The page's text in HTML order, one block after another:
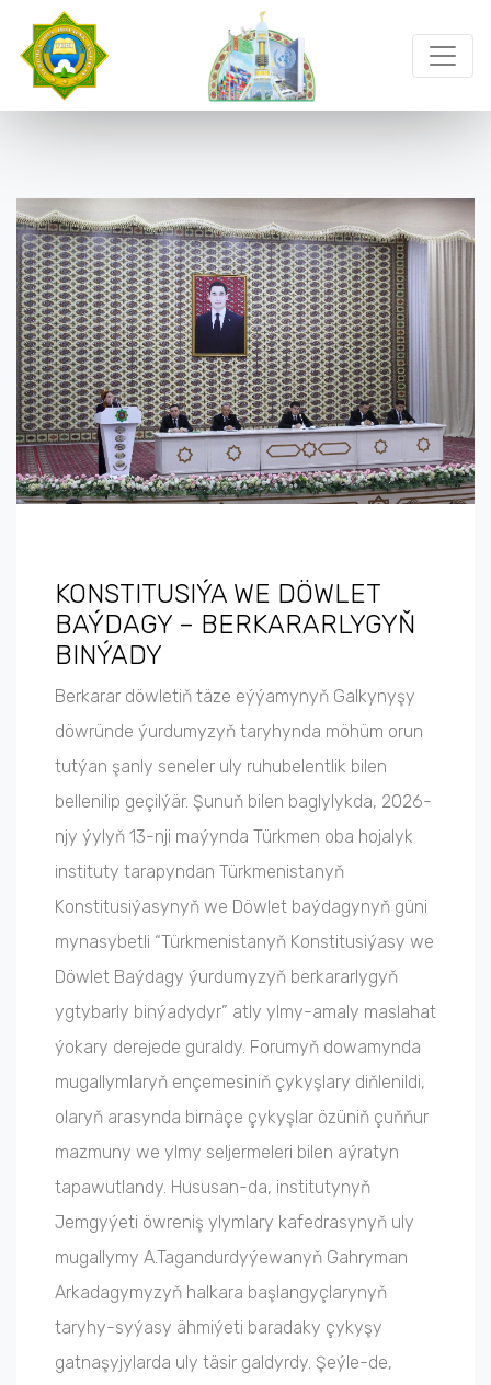
KONSTITUSIÝA WE DÖWLET
BAÝDAGY – BERKARARLYGYŇ
BINÝADY
Berkarar döwletiň täze eýýamynyň Galkynyşy
döwründe ýurdumyzyň taryhynda möhüm orun
tutýan şanly seneler uly ruhubelentlik bilen
bellenilip geçilýär. Şunuň bilen baglylykda, 2026-
njy ýylyň 13-nji maýynda Türkmen oba hojalyk
instituty tarapyndan Türkmenistanyň
Konstitusiýasynyň we Döwlet baýdagynyň güni
mynasybetli “Türkmenistanyň Konstitusiýasy we
Döwlet Baýdagy ýurdumyzyň berkararlygyň
ygtybarly binýadydyr” atly ylmy-amaly maslahat
ýokary derejede guraldy. Forumyň dowamynda
mugallymlaryň ençemesiniň çykyşlary diňlenildi,
olaryň arasynda birnäçe çykyşlar özüniň çuňňur
mazmuny we ylmy seljermeleri bilen aýratyn
tapawutlandy. Hususan-da, institutynyň
Jemgyýeti öwreniş ylymlary kafedrasynyň uly
mugallymy A.Tagandurdyýewanyň Gahryman
Arkadagymyzyň halkara başlangyçlarynyň
taryhy-syýasy ähmiýeti baradaky çykyşy
gatnaşyjylarda uly täsir galdyrdy. Şeýle-de,